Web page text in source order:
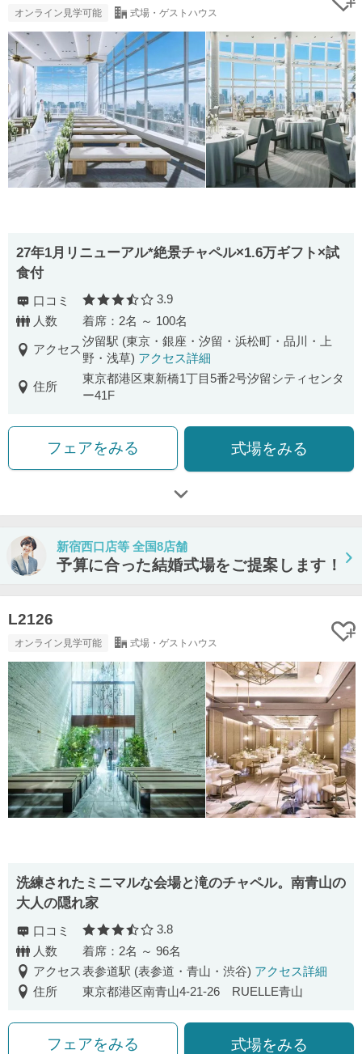
オンライン見学可能 式場・ゲストハウス
27年1月リニューアル*絶景チャペル×1.6万ギフト×試
食付
口コミ 口コミ評価
3.9
人数
着席：2名 ～ 100名
アクセス
汐留駅 (東京・銀座・汐留・浜松町・品川・上
野・浅草) アクセス詳細
住所
東京都港区東新橋1丁目5番2号汐留シティセンタ
ー41F
フェアをみる 式場をみる
新宿西口店等 全国8店舗
予算に合った結婚式場をご提案します！
L2126
オンライン見学可能 式場・ゲストハウス
洗練されたミニマルな会場と滝のチャペル。南青山の
大人の隠れ家
口コミ 口コミ評価
3.8
人数
着席：2名 ～ 96名
アクセス表参道駅 (表参道・青山・渋谷) アクセス詳細
住所
東京都港区南青山4-21-26 RUELLE青山
フェアをみる 式場をみる